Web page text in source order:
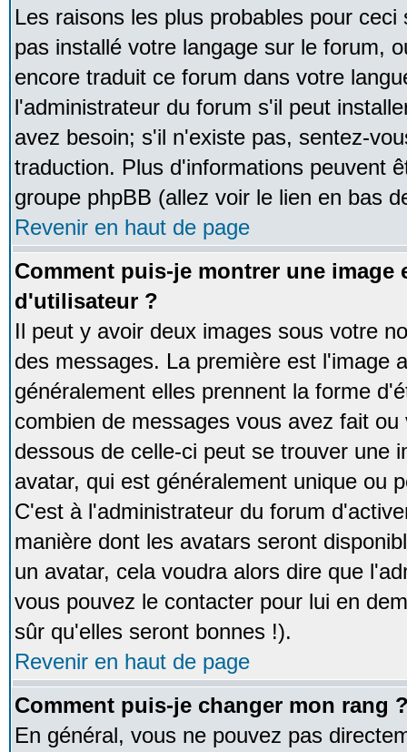
Les raisons les plus probables pour
pas installé votre langage sur le forum,
encore traduit ce forum dans votre
l'administrateur du forum s'il peut
avez besoin; s'il n'existe pas, sentez-
traduction. Plus d'informations peuvent
groupe phpBB (allez voir le lien en bas
Revenir en haut de page
Comment puis-je montrer une image
d'utilisateur ?
Il peut y avoir deux images sous votre
des messages. La première est l'image
généralement elles prennent la forme
combien de messages vous avez fait
dessous de celle-ci peut se trouver une
avatar, qui est généralement unique ou
C'est à l'administrateur du forum
manière dont les avatars seront
un avatar, cela voudra alors dire que
vous pouvez le contacter pour lui en
sûr qu'elles seront bonnes !).
Revenir en haut de page
Comment puis-je changer mon rang
En général, vous ne pouvez pas